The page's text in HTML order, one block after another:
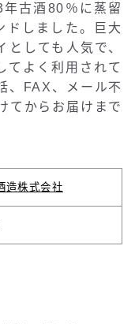
古酒80％に蒸留
ドしました。巨大
しても人気で、
てよく利用されて
、FAX、メール不
てからお届けまで
造株式会社